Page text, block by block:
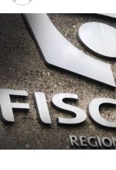
transporte.
El director regional de
Hernández, comentó que
para el Servicio, ya que
fiscalización que se realiza
cumplimiento normativo y
sustentabilidad de los
“Por nuestra parte
coordinadamente con los
para garantizar que los